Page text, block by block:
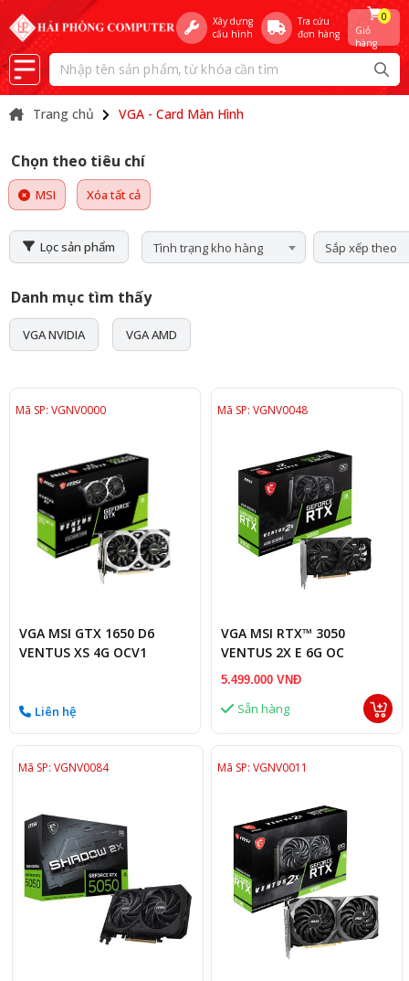
Xây dựng
cấu hình
Tra cứu
đơn hàng
Giỏ
hàng
0
Trang chủ VGA - Card Màn Hình
Chọn theo tiêu chí
MSI Xóa tất cả
Lọc sản phẩm Tình trạng kho hàng Sắp xếp theo
Danh mục tìm thấy
VGA NVIDIA VGA AMD
Mã SP: VGNV0000
VGA MSI GTX 1650 D6
VENTUS XS 4G OCV1
Liên hệ
Mã SP: VGNV0048
VGA MSI RTX™ 3050
VENTUS 2X E 6G OC
5.499.000 VNĐ
Sẵn hàng
Mã SP: VGNV0084 Mã SP: VGNV0011